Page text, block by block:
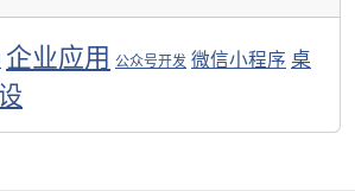
企业应用 公众号开发 微信小程序 桌